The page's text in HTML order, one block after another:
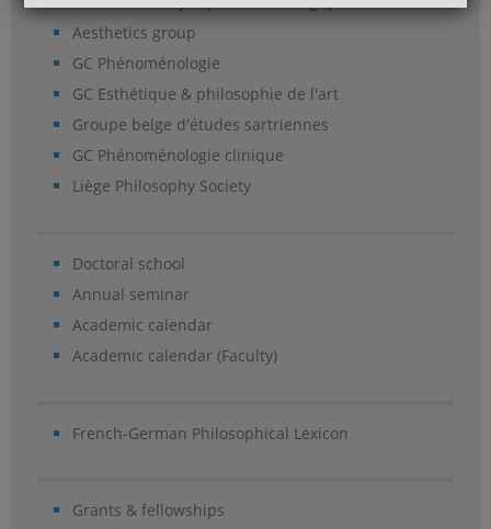
Aesthetics group
GC Phénoménologie
GC Esthétique & philosophie de l'art
Groupe belge d'études sartriennes
GC Phénoménologie clinique
Liège Philosophy Society
Doctoral school
Annual seminar
Academic calendar
Academic calendar (Faculty)
French-German Philosophical Lexicon
Grants & fellowships